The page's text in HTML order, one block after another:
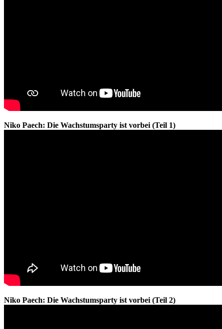
Niko Paech: Die Wachstumsparty ist vorbei (Teil 1)
Niko Paech: Die Wachstumsparty ist vorbei (Teil 2)